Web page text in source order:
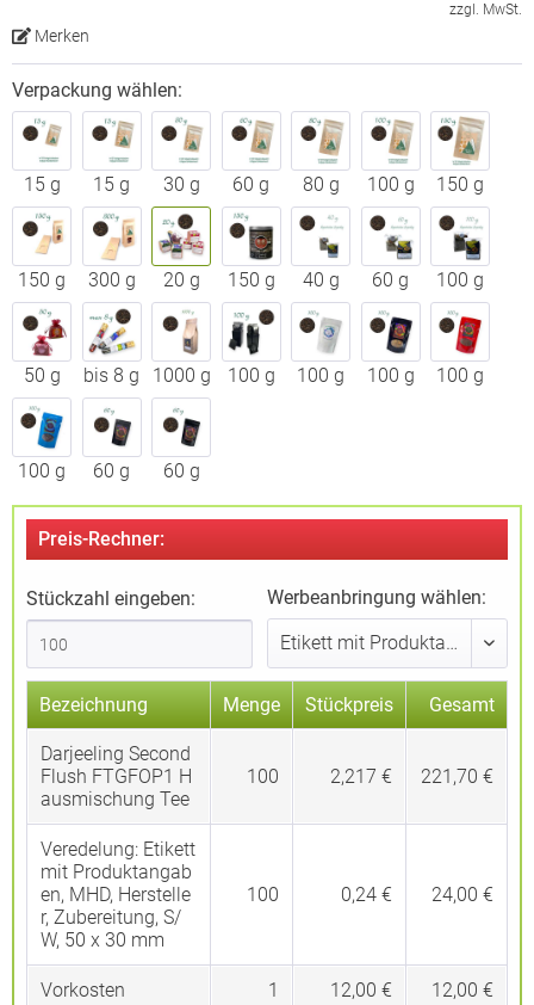
zzgl. MwSt.
Merken
Verpackung wählen:
15 g 15 g 30 g 60 g 80 g 100 g 150 g
150 g 300 g 20 g 150 g 40 g 60 g 100 g
50 g bis 8 g 1000 g 100 g 100 g 100 g 100 g
100 g 60 g 60 g
Preis-Rechner:
Stückzahl eingeben: Werbeanbringung wählen:
Bezeichnung Menge Stückpreis Gesamt
Darjeeling Second
Flush FTGFOP1 H
ausmischung Tee
100 2,217 € 221,70 €
Veredelung: Etikett
mit Produktangab
en, MHD, Herstelle
r, Zubereitung, S/
W, 50 x 30 mm
100 0,24 € 24,00 €
Vorkosten 1 12,00 € 12,00 €